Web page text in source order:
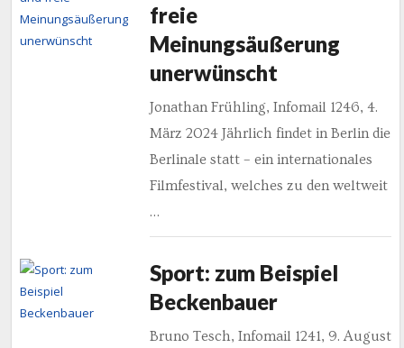
freie
Meinungsäußerung
unerwünscht
Jonathan Frühling, Infomail 1246, 4.
März 2024 Jährlich findet in Berlin die
Berlinale statt – ein internationales
Filmfestival, welches zu den weltweit
…
Sport: zum Beispiel
Beckenbauer
Bruno Tesch, Infomail 1241, 9. August